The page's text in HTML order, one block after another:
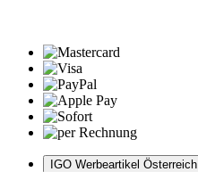
IGO Werbeartikel Österreich